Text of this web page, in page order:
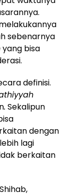
sebenarnya
yang bisa
definisi.
. Sekalipun
dengan
lagi
berkaitan